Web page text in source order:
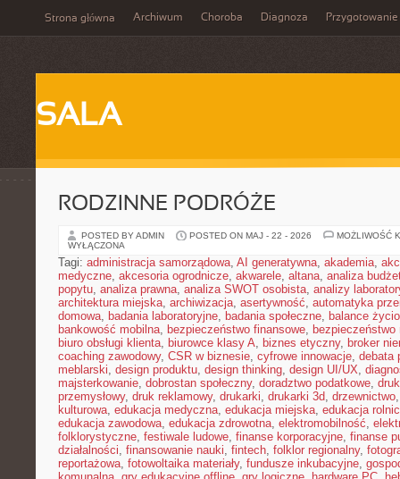
Strona główna Archiwum Choroba Diagnoza Przygotowanie
SALA
RODZINNE PODRÓŻE
POSTED BY ADMIN POSTED ON MAJ - 22 - 2026
MOŻLIWOŚĆ
WYŁĄCZONA
Tagi: administracja samorządowa, AI generatywna, akademia,
medyczne, akcesoria ogrodnicze, akwarele, altana, analiza
popytu, analiza prawna, analiza SWOT osobista, analizy
architektura miejska, archiwizacja, asertywność, automatyka
domowa, badania laboratoryjne, badania społeczne, balance
bankowość mobilna, bezpieczeństwo finansowe, bezpieczeństwo
biuro obsługi klienta, biurowce klasy A, biznes etyczny, broker
coaching zawodowy, CSR w biznesie, cyfrowe innowacje, debata
meblarski, design produktu, design thinking, design UI/UX,
majsterkowanie, dobrostan społeczny, doradztwo podatkowe,
przemysłowy, druk reklamowy, drukarki, drukarki 3d, drzewnictwo
kulturowa, edukacja medyczna, edukacja miejska, edukacja
edukacja zawodowa, edukacja zdrowotna, elektromobilność,
folklorystyczne, festiwale ludowe, finanse korporacyjne, finanse
działalności, finansowanie nauki, fintech, folklor regionalny,
reportażowa, fotowoltaika materiały, fundusze inkubacyjne,